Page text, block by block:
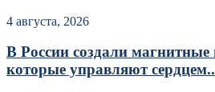
4 августа, 2026
В России создали
которые управляют